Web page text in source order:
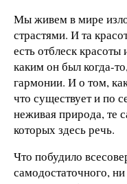
Мы живем в мире
страстями. И та
есть отблеск
каким он был когда-
гармонии. И о том,
что существует и по
неживая природа, те
которых здесь речь.
Что побудило
самодостаточного,